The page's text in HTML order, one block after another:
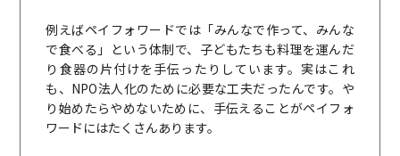
例えばペイフォワードでは「みんなで作って、みんな
で食べる」という体制で、子どもたちも料理を運んだ
り食器の片付けを手伝ったりしています。実はこれ
も、NPO法人化のために必要な工夫だったんです。や
り始めたらやめないために、手伝えることがペイフォ
ワードにはたくさんあります。